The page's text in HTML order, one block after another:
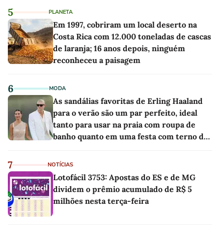
5 PLANETA
Em 1997, cobriram um local deserto na
Costa Rica com 12.000 toneladas de cascas
de laranja; 16 anos depois, ninguém
reconheceu a paisagem
6 MODA
As sandálias favoritas de Erling Haaland
para o verão são um par perfeito, ideal
tanto para usar na praia com roupa de
banho quanto em uma festa com terno de
7 NOTÍCIAS
Lotofácil 3753: Apostas do ES e de MG
dividem o prêmio acumulado de R$ 5
milhões nesta terça-feira